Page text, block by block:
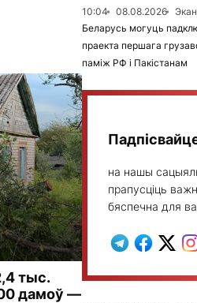
тыс.
дамоў —
10:04
08.08.2026
Беларусь могуць
праекта першага
паміж РФ і Пакістанам
на нашы
прапусціць
бяспечна для